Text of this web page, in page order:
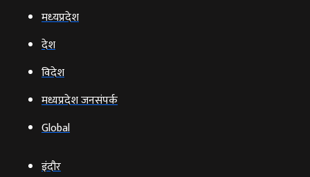
मध्‍यप्रदेश
देश
विदेश
मध्यप्रदेश जनसंपर्क
Global
इंदौर